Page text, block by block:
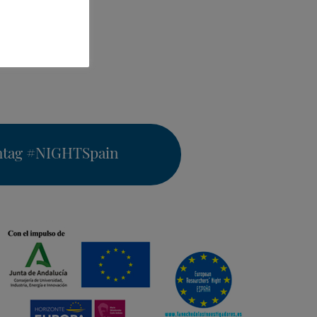
#NIGHTSpain